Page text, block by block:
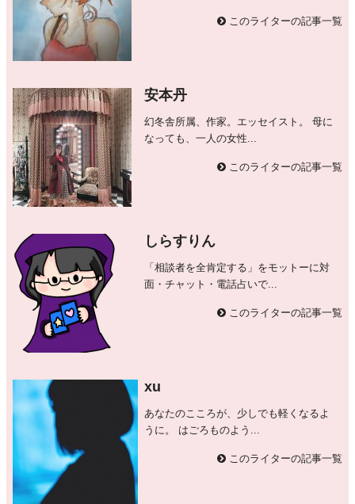
このライターの記事一覧
安本丹
幻冬舎所属、作家。エッセイスト。 母に
なっても、一人の女性...
このライターの記事一覧
しらすりん
「相談者を全肯定する」をモットーに対
面・チャット・電話占いで...
このライターの記事一覧
xu
あなたのこころが、少しでも軽くなるよ
うに。 はごろものよう...
このライターの記事一覧